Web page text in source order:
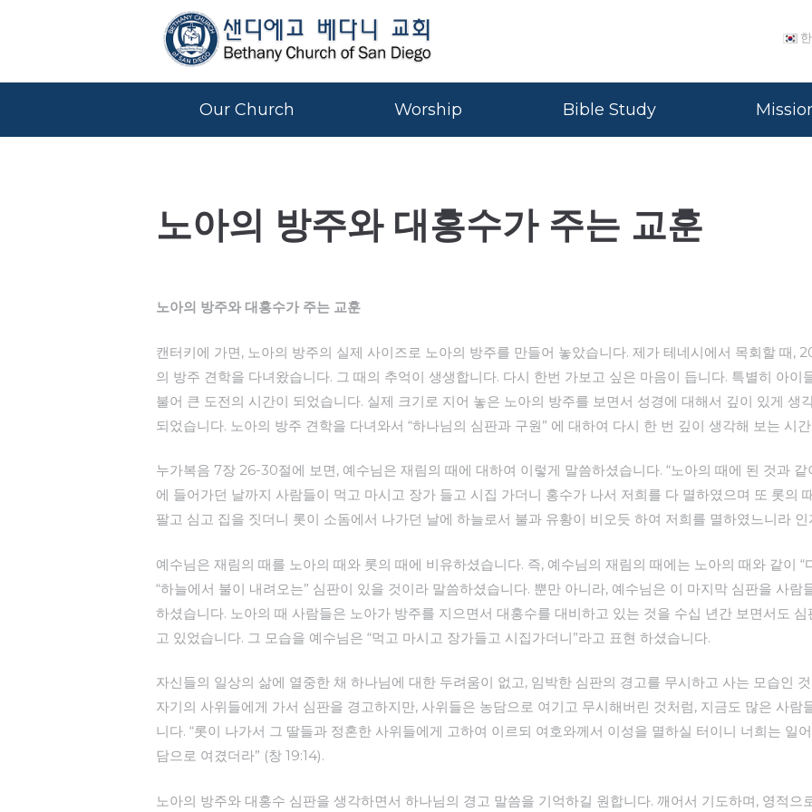
Our Church Worship Bible Study
노아의 방주와 대홍수가 주는 교훈
노아의 방주와 대홍수가 주는 교훈
캔터키에 가면, 노아의 방주의 실제 사이즈로 노아의 방주를 만들어 놓았습니다. 제가 테네시에서 목회할 때,
의 방주 견학을 다녀왔습니다. 그 때의 추억이 생생합니다. 다시 한번 가보고 싶은 마음이 듭니다. 특별히 아
불어 큰 도전의 시간이 되었습니다. 실제 크기로 지어 놓은 노아의 방주를 보면서 성경에 대해서 깊이 있게 생
되었습니다. 노아의 방주 견학을 다녀와서 “하나님의 심판과 구원” 에 대하여 다시 한 번 깊이 생각해 보는 시
누가복음 7장 26-30절에 보면, 예수님은 재림의 때에 대하여 이렇게 말씀하셨습니다. “노아의 때에 된 것과
에 들어가던 날까지 사람들이 먹고 마시고 장가 들고 시집 가더니 홍수가 나서 저희를 다 멸하였으며 또 롯의
팔고 심고 집을 짓더니 롯이 소돔에서 나가던 날에 하늘로서 불과 유황이 비오듯 하여 저희를 멸하였느니라
예수님은 재림의 때를 노아의 때와 롯의 때에 비유하셨습니다. 즉, 예수님의 재림의 때에는 노아의 때와 같이
“하늘에서 불이 내려오는” 심판이 있을 것이라 말씀하셨습니다. 뿐만 아니라, 예수님은 이 마지막 심판을 사
하셨습니다. 노아의 때 사람들은 노아가 방주를 지으면서 대홍수를 대비하고 있는 것을 수십 년간 보면서도
고 있었습니다. 그 모습을 예수님은 “먹고 마시고 장가들고 시집가더니”라고 표현 하셨습니다.
자신들의 일상의 삶에 열중한 채 하나님에 대한 두려움이 없고, 임박한 심판의 경고를 무시하고 사는 모습인
자기의 사위들에게 가서 심판을 경고하지만, 사위들은 농담으로 여기고 무시해버린 것처럼, 지금도 많은 사
니다. “롯이 나가서 그 딸들과 정혼한 사위들에게 고하여 이르되 여호와께서 이성을 멸하실 터이니 너희는 일
담으로 여겼더라” (창 19:14).
노아의 방주와 대홍수 심판을 생각하면서 하나님의 경고 말씀을 기억하길 원합니다. 깨어서 기도하며, 영적